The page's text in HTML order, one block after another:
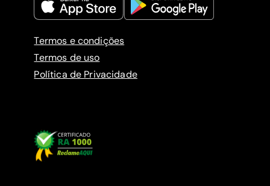
Termos e condições
Termos de uso
Política de Privacidade